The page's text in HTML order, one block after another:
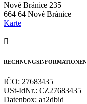
Nové Bránice 235
664 64 Nové Bránice
Karte

RECHNUNGSINFORMATIONEN
IČO: 27683435
USt-IdNr.: CZ27683435
Datenbox: ah2dbid